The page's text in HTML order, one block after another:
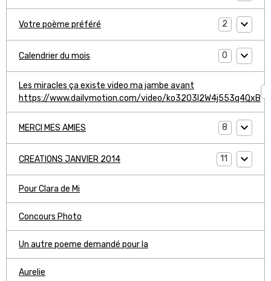
Votre poème préféré 2
Calendrier du mois 0
Les miracles ça existe video ma jambe avant
https://www.dailymotion.com/video/ko3203l2W4j553q4QxB
MERCI MES AMIES 8
CREATIONS JANVIER 2014 11
Pour Clara de Mi
Concours Photo
Un autre poeme demandé pour la
Aurelie